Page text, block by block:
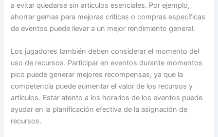
a evitar quedarse sin artículos esenciales. Por ejemplo,
ahorrar gemas para mejoras críticas o compras específicas
de eventos puede llevar a un mejor rendimiento general.
Los jugadores también deben considerar el momento del
uso de recursos. Participar en eventos durante momentos
pico puede generar mejores recompensas, ya que la
competencia puede aumentar el valor de los recursos y
artículos. Estar atento a los horarios de los eventos puede
ayudar en la planificación efectiva de la asignación de
recursos.